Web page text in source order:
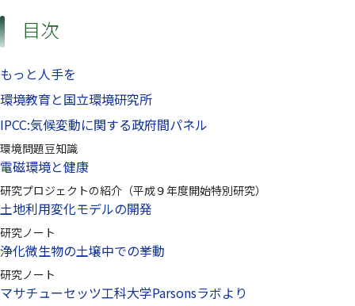
目次
もっと人手を
環境教育と国立環境研究所
IPCC:気候変動に関する政府間パネル
環境問題豆知識
電磁環境と健康
研究プロジェクトの紹介（平成９年度開始特別研究）
土地利用変化モデルの開発
研究ノート
浄化微生物の土壌中での挙動
研究ノート
マサチューセッツ工科大学Parsonsラボより